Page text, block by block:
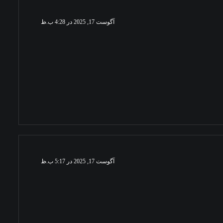
آگوست 17, 2025 در 4:28 ب.ظ
آگوست 17, 2025 در 5:17 ب.ظ